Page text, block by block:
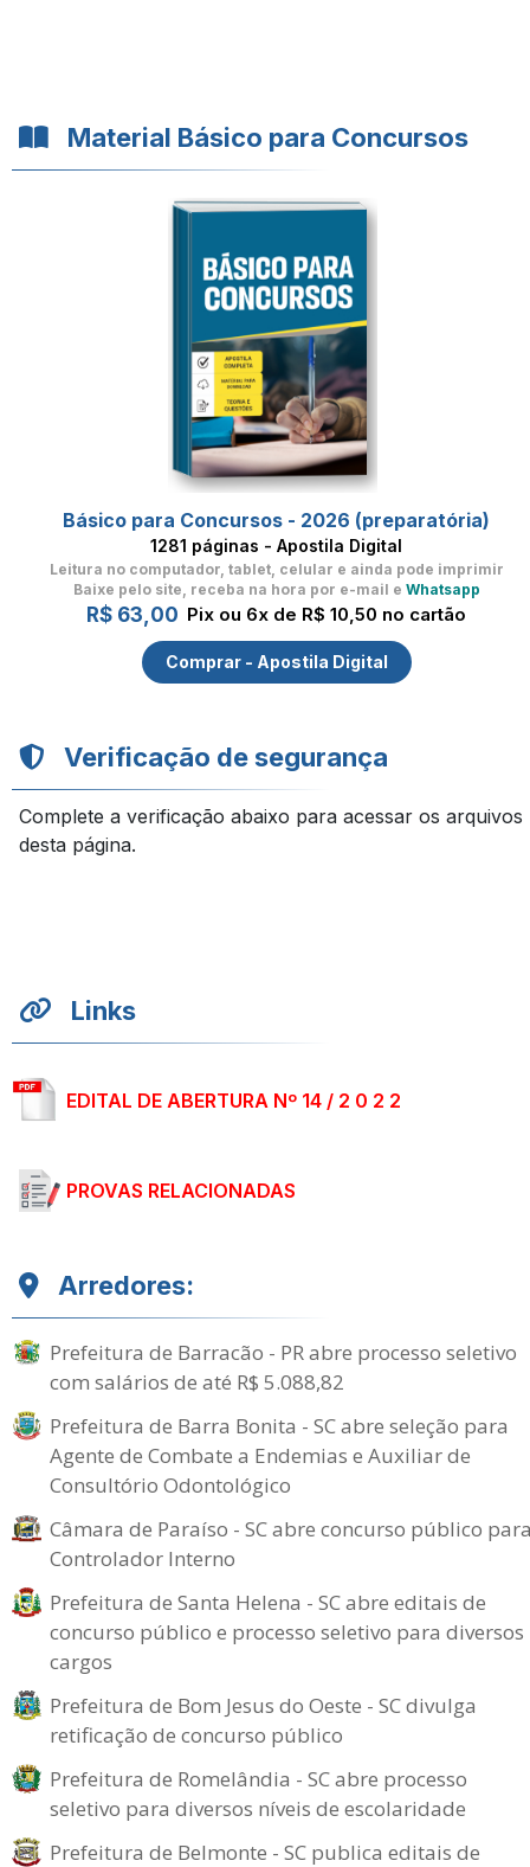
Material Básico para Concursos
Básico para Concursos - 2026 (preparatória)
1281 páginas - Apostila Digital
Leitura no computador, tablet, celular e ainda pode imprimir
Baixe pelo site, receba na hora por e-mail e Whatsapp
R$ 63,00 Pix ou 6x de R$ 10,50 no cartão
Comprar - Apostila Digital
Verificação de segurança
Complete a verificação abaixo para acessar os arquivos
desta página.
Links
EDITAL DE ABERTURA Nº 14 / 2 0 2 2
PROVAS RELACIONADAS
Arredores:
Prefeitura de Barracão - PR abre processo seletivo
com salários de até R$ 5.088,82
Prefeitura de Barra Bonita - SC abre seleção para
Agente de Combate a Endemias e Auxiliar de
Consultório Odontológico
Câmara de Paraíso - SC abre concurso público
Controlador Interno
Prefeitura de Santa Helena - SC abre editais de
concurso público e processo seletivo para diversos
cargos
Prefeitura de Bom Jesus do Oeste - SC divulga
retificação de concurso público
Prefeitura de Romelândia - SC abre processo
seletivo para diversos níveis de escolaridade
Prefeitura de Belmonte - SC publica editais de